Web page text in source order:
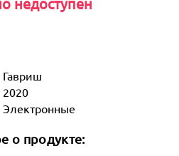
Гавриш
2020
Электронные
о продукте: